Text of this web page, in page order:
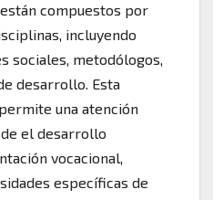
compuestos por
incluyendo
sociales, metodólogos,
desarrollo. Esta
una atención
el desarrollo
vocacional,
específicas de